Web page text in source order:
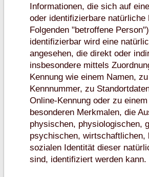
Informationen, die sich auf
oder identifizierbare natürliche
Folgenden "betroffene
identifizierbar wird eine
angesehen, die direkt oder
insbesondere mittels
Kennung wie einem Namen,
Kennnummer, zu
Online-Kennung oder zu
besonderen Merkmalen, die
physischen, physiologischen,
psychischen, wirtschaftlichen,
sozialen Identität dieser
sind, identifiziert werden kann.